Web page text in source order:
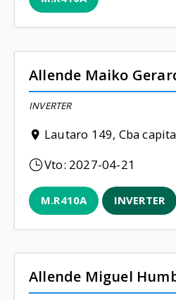
Allende Maiko
INVERTER
Lautaro 149, Cba
Vto: 2027-04-21
M.R410A INVERTER
Allende Miguel